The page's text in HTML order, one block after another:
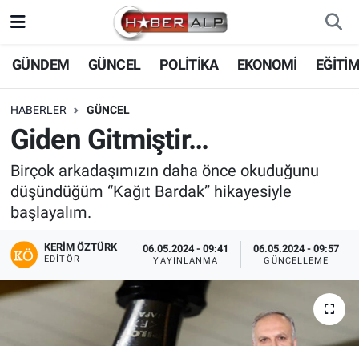
GÜNDEM GÜNCEL POLİTİKA EKONOMİ
HABERLER GÜNCEL
Giden Gitmiştir…
Birçok arkadaşımızın daha önce okuduğunu
düşündüğüm “Kağıt Bardak” hikayesiyle
başlayalım.
KERIM ÖZTÜRK
EDITÖR
06.05.2024 - 09:41
YAYINLANMA
06.05.2024 - 09:57
GÜNCELLEME
Nöbetçi Eczaneler
Hava Durumu
Trafik Durumu
Süper Lig Puan Durumu ve Fikstür
Tüm Manşetler
Son Dakika Haberleri
Haber Arşivi